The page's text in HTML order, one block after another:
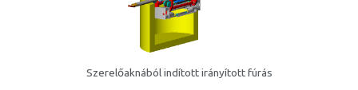
Szerelőaknából indított irányított fúrás